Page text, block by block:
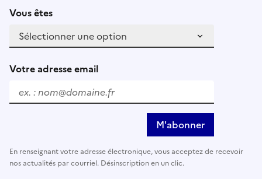
Vous êtes
Votre adresse email
M'abonner
En renseignant votre adresse électronique, vous acceptez de recevoir
nos actualités par courriel. Désinscription en un clic.